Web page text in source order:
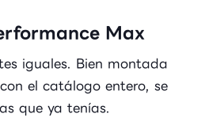
Max
iguales. Bien montada
el catálogo entero, se
que ya tenías.